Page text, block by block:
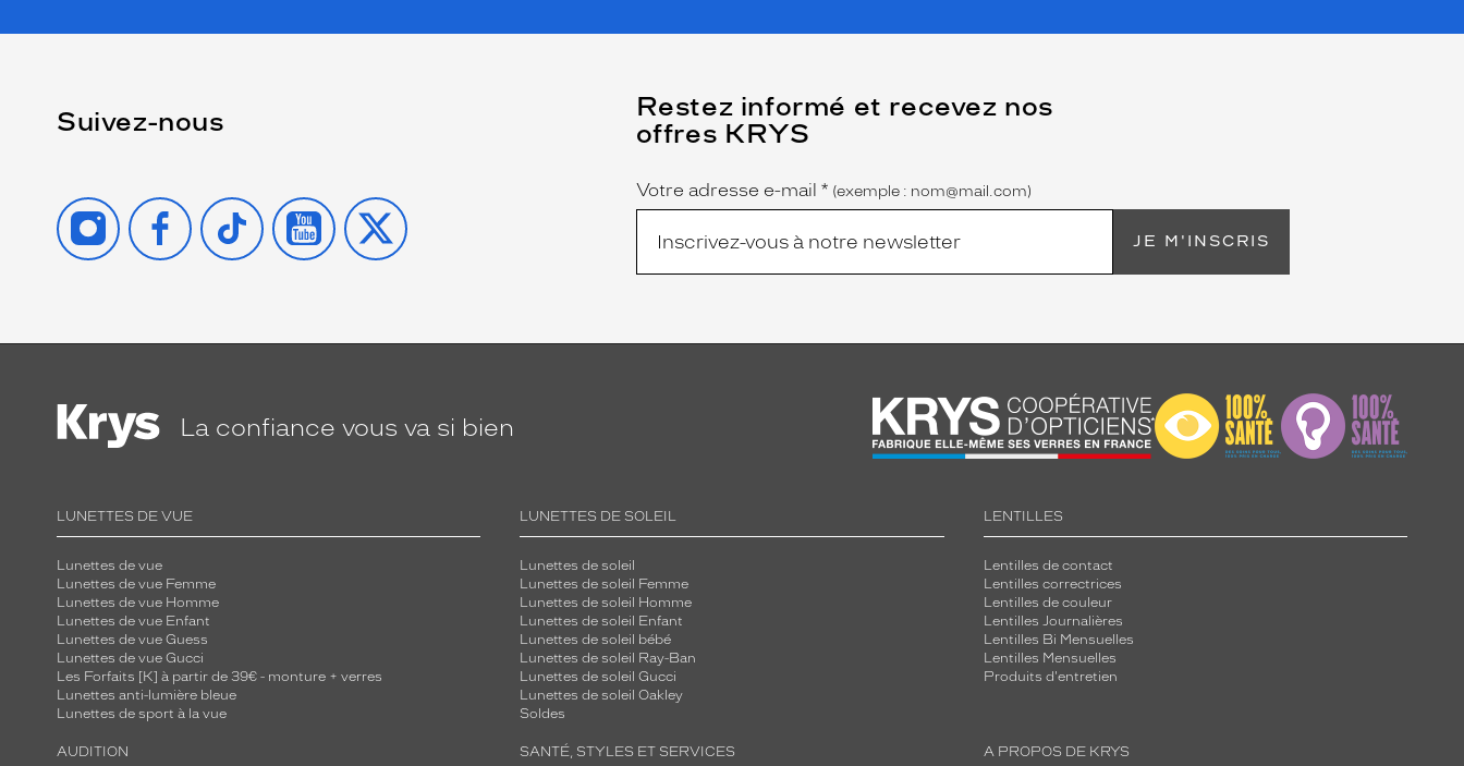
Suivez-nous
INSTAGRAMFACEBOOK
TIKTOK YOUTUBE
X
Restez informé et recevez nos
offres KRYS
Name
Votre adresse e-mail *
(Ce
champ
est
obligatoire)
(exemple : nom@mail.com)
JE M'INSCRIS
La confiance vous va si bien
LUNETTES DE VUE
Lunettes de vue
Lunettes de vue Femme
Lunettes de vue Homme
Lunettes de vue Enfant
Lunettes de vue Guess
Lunettes de vue Gucci
Les Forfaits [K] à partir de 39€ - monture + verres
Lunettes anti-lumière bleue
Lunettes de sport à la vue
LUNETTES DE SOLEIL
Lunettes de soleil
Lunettes de soleil Femme
Lunettes de soleil Homme
Lunettes de soleil Enfant
Lunettes de soleil bébé
Lunettes de soleil Ray-Ban
Lunettes de soleil Gucci
Lunettes de soleil Oakley
Soldes
LENTILLES
Lentilles de contact
Lentilles correctrices
Lentilles de couleur
Lentilles Journalières
Lentilles Bi Mensuelles
Lentilles Mensuelles
Produits d'entretien
AUDITION SANTÉ, STYLES ET SERVICES A PROPOS DE KRYS